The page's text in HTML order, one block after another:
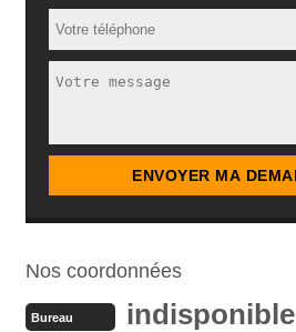
Nos coordonnées
Bureau indisponible